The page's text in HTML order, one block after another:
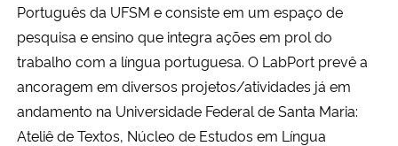
Português da UFSM e consiste em um espaço de
pesquisa e ensino que integra ações em prol do
trabalho com a língua portuguesa. O LabPort prevê a
ancoragem em diversos projetos/atividades já em
andamento na Universidade Federal de Santa Maria:
Ateliê de Textos, Núcleo de Estudos em Língua